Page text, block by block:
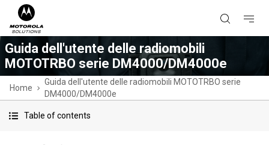
Guida dell'utente delle radiomobili
MOTOTRBO serie DM4000/DM4000e
Home
Guida dell'utente delle radiomobili MOTOTRBO serie
DM4000/DM4000e
Table of contents